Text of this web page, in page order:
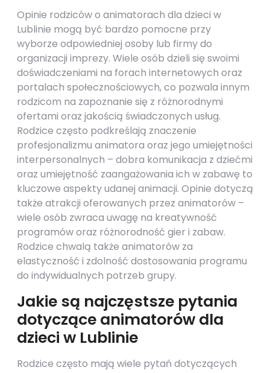
Opinie rodziców o animatorach dla dzieci w
Lublinie mogą być bardzo pomocne przy
wyborze odpowiedniej osoby lub firmy do
organizacji imprezy. Wiele osób dzieli się swoimi
doświadczeniami na forach internetowych oraz
portalach społecznościowych, co pozwala innym
rodzicom na zapoznanie się z różnorodnymi
ofertami oraz jakością świadczonych usług.
Rodzice często podkreślają znaczenie
profesjonalizmu animatora oraz jego umiejętności
interpersonalnych – dobra komunikacja z dziećmi
oraz umiejętność zaangażowania ich w zabawę to
kluczowe aspekty udanej animacji. Opinie dotyczą
także atrakcji oferowanych przez animatorów –
wiele osób zwraca uwagę na kreatywność
programów oraz różnorodność gier i zabaw.
Rodzice chwalą także animatorów za
elastyczność i zdolność dostosowania programu
do indywidualnych potrzeb grupy.
Jakie są najczęstsze pytania
dotyczące animatorów dla
dzieci w Lublinie
Rodzice często mają wiele pytań dotyczących